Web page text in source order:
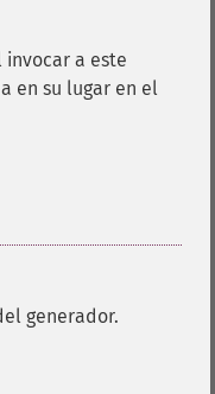
a este
en su lugar en el
generador.